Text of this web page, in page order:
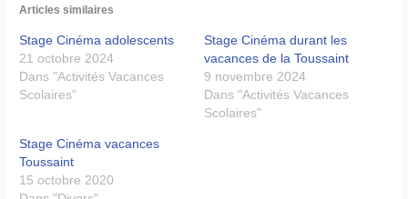
Articles similaires
Stage Cinéma adolescents
21 octobre 2024
Dans "Activités Vacances
Scolaires"
Stage Cinéma durant les
vacances de la Toussaint
9 novembre 2024
Dans "Activités Vacances
Scolaires"
Stage Cinéma vacances
Toussaint
15 octobre 2020